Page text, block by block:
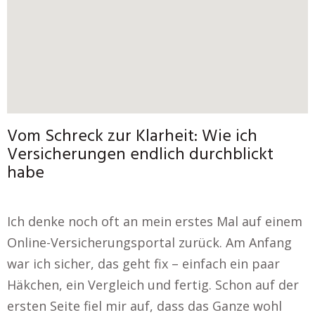
Vom Schreck zur Klarheit: Wie ich
Versicherungen endlich durchblickt
habe
Ich denke noch oft an mein erstes Mal auf einem
Online-Versicherungsportal zurück. Am Anfang
war ich sicher, das geht fix – einfach ein paar
Häkchen, ein Vergleich und fertig. Schon auf der
ersten Seite fiel mir auf, dass das Ganze wohl